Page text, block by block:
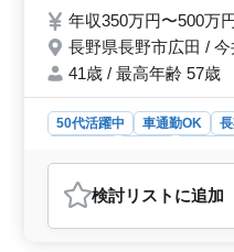
ビ・ETCの
付け ＊50
験を活かし
年収350万円〜500
長野県長野市広田 / 今
41歳 / 最高年齢 57歳
50代活躍中 車通勤OK
おすすめポイント
＜高級外国車専門店＞ 長
どの高級外国車を専門に
検討リスト に追加